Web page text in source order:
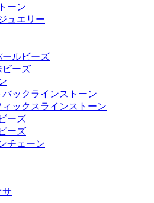
ーン
ュエリー
ールビーズ
ビーズ
バックラインストーン
ィックスラインストーン
ーズ
ーズ
チェーン
サ